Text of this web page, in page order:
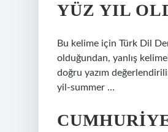
YÜZ YIL
Bu kelime için Türk Dil
olduğundan, yanlış
doğru yazım
yil-summer …